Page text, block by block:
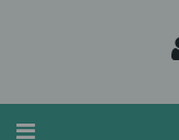
Alternar